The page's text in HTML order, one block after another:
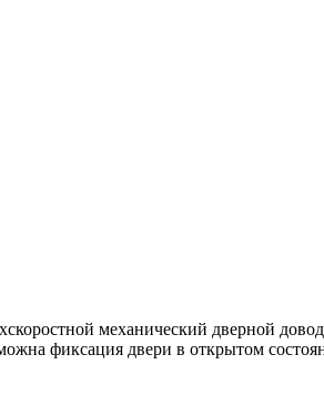
механический дверной
фиксация двери в открытом